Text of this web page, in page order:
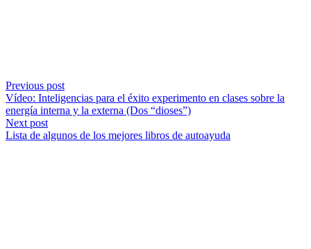
Previous post
Vídeo: Inteligencias para el éxito experimento en clases sobre la
energía interna y la externa (Dos “dioses”)
Next post
Lista de algunos de los mejores libros de autoayuda